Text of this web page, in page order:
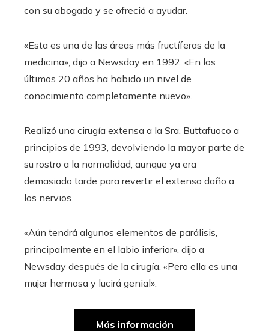
con su abogado y se ofreció a ayudar.
«Esta es una de las áreas más fructíferas de la
medicina», dijo a Newsday en 1992. «En los
últimos 20 años ha habido un nivel de
conocimiento completamente nuevo».
Realizó una cirugía extensa a la Sra. Buttafuoco a
principios de 1993, devolviendo la mayor parte de
su rostro a la normalidad, aunque ya era
demasiado tarde para revertir el extenso daño a
los nervios.
«Aún tendrá algunos elementos de parálisis,
principalmente en el labio inferior», dijo a
Newsday después de la cirugía. «Pero ella es una
mujer hermosa y lucirá genial».
Más información